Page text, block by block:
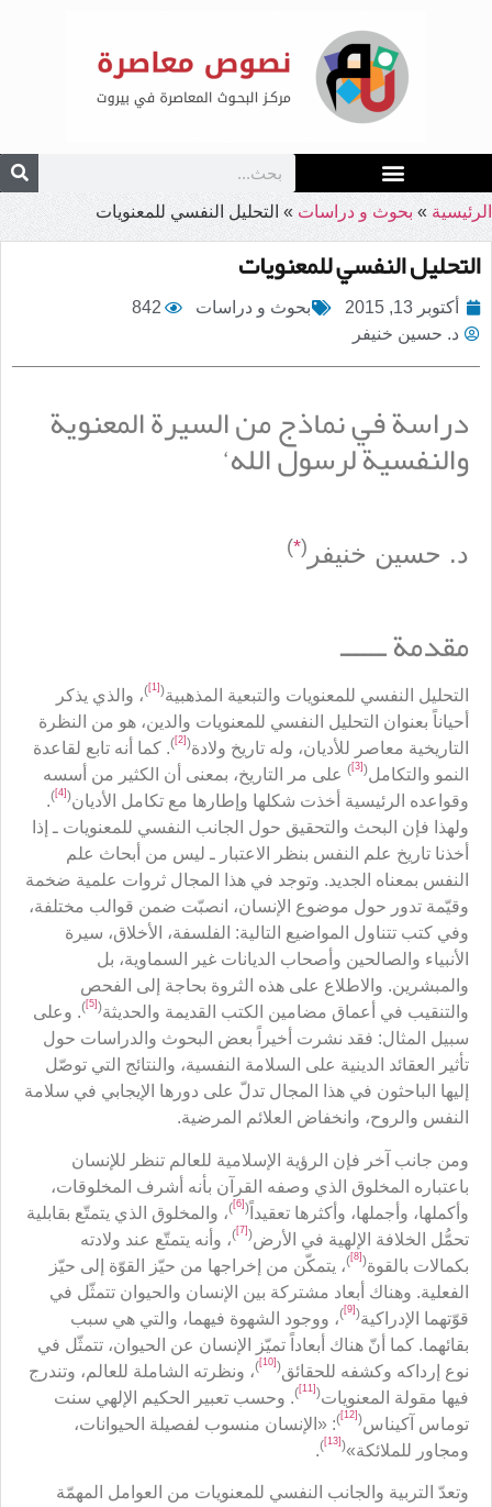
الرئيسية » بحوث و دراسات » التحليل النفسي للمعنويات
التحليل النفسي للمعنويات
أكتوبر 13, 2015 بحوث و دراسات
842
د. حسين خنيفر
دراسة في نماذج من السيرة المعنوية
والنفسية لرسول الله‘
د. حسين خنيفر (
*
)
مقدمة ــــــ
التحليل النفسي للمعنويات والتبعية المذهبية(
[1]
)، والذي يذكر
أحياناً بعنوان التحليل النفسي للمعنويات والدين، هو من النظرة
التاريخية معاصر للأديان، وله تاريخ ولادة(
[2]
). كما أنه تابع لقاعدة
النمو والتكامل(
[3]
) على مر التاريخ، بمعنى أن الكثير من أسسه
وقواعده الرئيسية أخذت شكلها وإطارها مع تكامل الأديان(
[4]
)
.
ولهذا فإن البحث والتحقيق حول الجانب النفسي للمعنويات ـ إذا
أخذنا تاريخ علم النفس بنظر الاعتبار ـ ليس من أبحاث علم
النفس بمعناه الجديد. وتوجد في هذا المجال ثروات علمية ضخمة
وقيّمة تدور حول موضوع الإنسان، انصبّت ضمن قوالب مختلفة،
وفي كتب تتناول المواضيع التالية: الفلسفة، الأخلاق، سيرة
الأنبياء والصالحين وأصحاب الديانات غير السماوية، بل
والمبشرين. والاطلاع على هذه الثروة بحاجة إلى الفحص
والتنقيب في أعماق مضامين الكتب القديمة والحديثة(
[5]
). وعلى
سبيل المثال: فقد نشرت أخيراً بعض البحوث والدراسات حول
تأثير العقائد الدينية على السلامة النفسية، والنتائج التي توصّل
إليها الباحثون في هذا المجال تدلّ على دورها الإيجابي في سلامة
النفس والروح، وانخفاض العلائم المرضية.
ومن جانب آخر فإن الرؤية الإسلامية للعالم تنظر للإنسان
باعتباره المخلوق الذي وصفه القرآن بأنه أشرف المخلوقات،
وأكملها، وأجملها، وأكثرها تعقيداً (
[6]
)، والمخلوق الذي يتمتّع بقابلية
تحمُّل الخلافة الإلهية في الأرض(
[7]
)، وأنه يتمتّع عند ولادته
بكمالات بالقوة(
[8]
)، يتمكّن من إخراجها من حيّز القوّة إلى حيّز
الفعلية. وهناك أبعاد مشتركة بين الإنسان والحيوان تتمثّل في
قوّتهما الإدراكية(
[9]
)، ووجود الشهوة فيهما، والتي هي سبب
بقائهما. كما أنّ هناك أبعاداً تميّز الإنسان عن الحيوان، تتمثّل في
نوع إرداكه وكشفه للحقائق(
[10]
)، ونظرته الشاملة للعالم، وتندرج
فيها مقولة المعنويات(
[11]
). وحسب تعبير الحكيم الإلهي سنت
توماس آكيناس(
[12]
): «الإنسان منسوب لفصيلة الحيوانات،
ومجاور للملائكة»(
[13]
)
.
وتعدّ التربية والجانب النفسي للمعنويات من العوامل المهمّة